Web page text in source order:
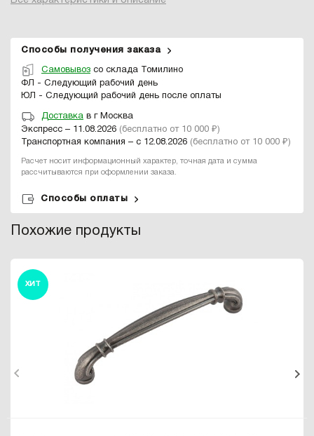
Способы получения заказа
Самовывоз со склада Томилино
ФЛ - Следующий рабочий день
ЮЛ - Следующий рабочий день после оплаты
Доставка в г Москва
Экспресс – 11.08.2026 (бесплатно от 10 000 ₽)
Транспортная компания – с 12.08.2026 (бесплатно от 10 000 ₽)
Расчет носит информационный характер, точная дата и сумма
рассчитываются при оформлении заказа.
Способы оплаты
Похожие продукты
ХИТ